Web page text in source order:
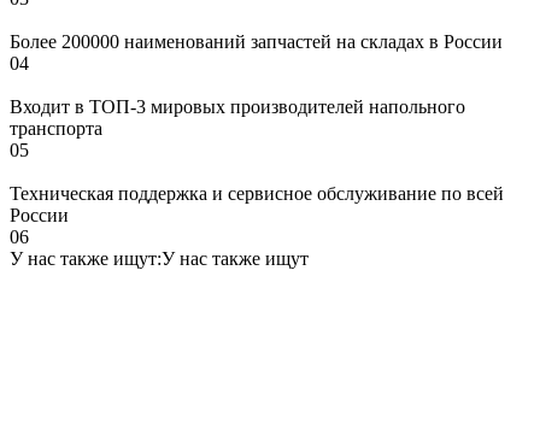
Более 200000 наименований запчастей на складах в России
04
Входит в ТОП-3 мировых производителей напольного
транспорта
05
Техническая поддержка и сервисное обслуживание по всей
России
06
У нас также ищут:У нас также ищут